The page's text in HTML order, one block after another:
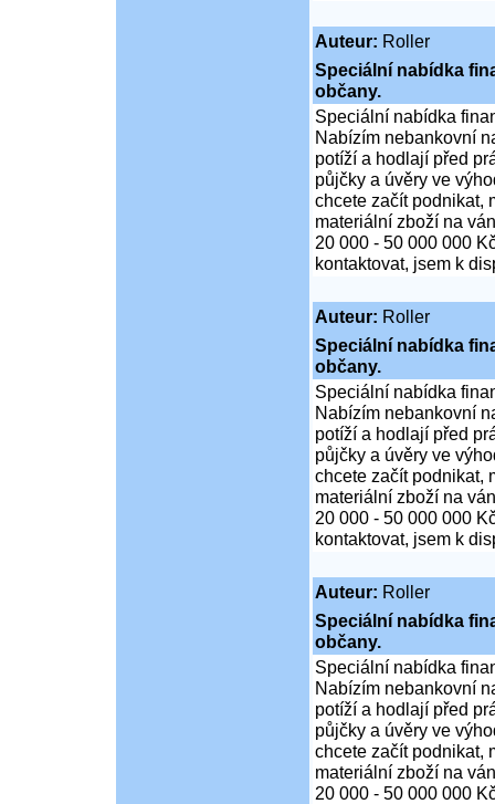
Auteur: Roller
Speciální nabídka
občany.
Speciální nabídka
Nabízím nebankovní
potíží a hodlají před
půjčky a úvěry ve
chcete začít podnikat,
materiální zboží na
20 000 - 50 000 000
kontaktovat, jsem k
Auteur: Roller
Speciální nabídka
občany.
Speciální nabídka
Nabízím nebankovní
potíží a hodlají před
půjčky a úvěry ve
chcete začít podnikat,
materiální zboží na
20 000 - 50 000 000
kontaktovat, jsem k
Auteur: Roller
Speciální nabídka
občany.
Speciální nabídka
Nabízím nebankovní
potíží a hodlají před
půjčky a úvěry ve
chcete začít podnikat,
materiální zboží na
20 000 - 50 000 000